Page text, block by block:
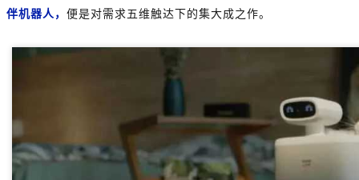
伴机器人， 便是对需求五维触达下的集大成之作。